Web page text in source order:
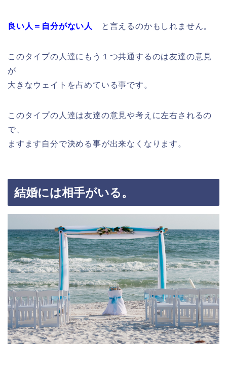
良い人＝自分がない人 と言えるのかもしれません。
このタイプの人達にもう１つ共通するのは友達の意見
が
大きなウェイトを占めている事です。
このタイプの人達は友達の意見や考えに左右されるの
で、
ますます自分で決める事が出来なくなります。
結婚には相手がいる。